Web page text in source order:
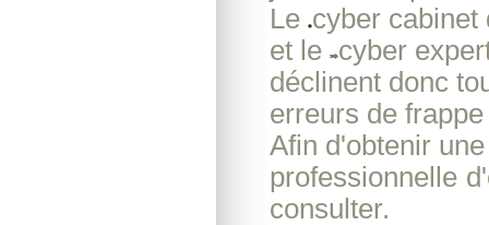
Le cyber cabinet
et le cyber
déclinent donc
erreurs de
Afin d'obtenir
professionnelle
consulter.